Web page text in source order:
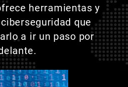
herramientas y
que
a ir un paso por